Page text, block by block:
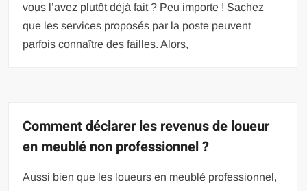
vous l’avez plutôt déjà fait ? Peu importe ! Sachez
que les services proposés par la poste peuvent
parfois connaître des failles. Alors,
Comment déclarer les revenus de loueur
en meublé non professionnel ?
Aussi bien que les loueurs en meublé professionnel,